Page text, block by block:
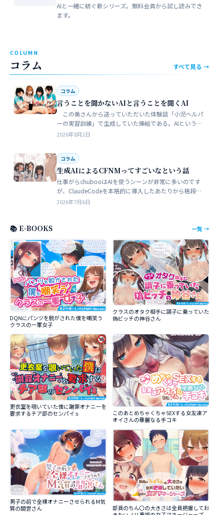
AIと一緒に紡ぐ新シリーズ。無料会員から試し読みでき
ます。
COLUMN
コラム すべて見る →
コラム
言うことを聞かないAIと言うことを聞くAI
この美さんから送っていただいた体験談「小児ヘルパ
ーの実習訓練」で生成していた挿絵である。AIというの
は、どうしても細部が苦手でトークンを積まずにやれる
2026年8月2日
コラム
生成AIによるCFNMってすごいなという話
仕事がらchubooはAIを使うシーンが非常に多いのです
が、ClaudeCodeを本格的に導入したあたりから格段に
やれることが多くなった。昔からときどき思うことがあ
2026年7月6日
📚 E-BOOKS 一覧 →
DQNにパンツを脱がされた僕を嘲笑う
クラスの一軍女子
クラスのオタク相手に調子に乗っていた
偽ビッチの神谷さん
更衣室を覗いていた僕に謝罪オナニーを
要求するチア部のセンパイｓ
このあとめちゃくちゃSEXする女友達ア
オイさんの華麗なる手コキ
男子の前で全裸オナニーさせられるM気
質の間宮さん
部員のちん〇の大きさは全員把握してお